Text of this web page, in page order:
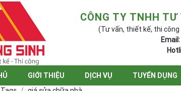
CÔNG TY TNHH
(Tư vấn, thiết kế, thi công
Email:
GIỚI THIỆU DỊCH VỤ TUYỂN DỤNG